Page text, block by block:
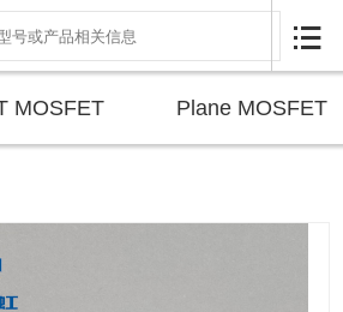

MOSFET Plane MOSFET